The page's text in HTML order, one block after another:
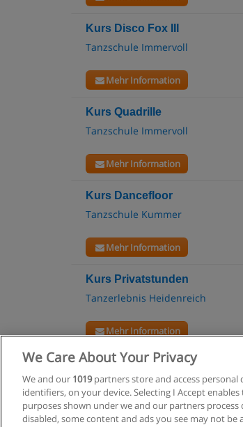
Kurs Disco Fox III
Tanzschule Immervoll
Mehr Information
Kurs Quadrille
Tanzschule Immervoll
Mehr Information
Kurs Dancefloor
Tanzschule Kummer
Mehr Information
Kurs Privatstunden
Tanzerlebnis Heidenreich
Mehr Information
We Care About Your Privacy
We and our 1019partners store and access
identifiers, on your device. Selecting I Accept
purposes shown under we and our partners
disabled, some content and ads you see may not be